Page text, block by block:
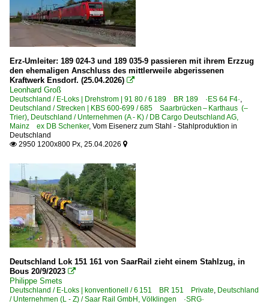
Erz-Umleiter: 189 024-3 und 189 035-9 passieren mit ihrem Erzzug
den ehemaligen Anschluss des mittlerweile abgerissenen
Kraftwerk Ensdorf. (25.04.2026) 
Leonhard Groß
Deutschland / E-Loks | Drehstrom | 91 80 / 6 189 BR 189 ·ES 64 F4·
Deutschland / Strecken | KBS 600-699 / 685 Saarbrücken – Karthaus (–
Trier) Deutschland / Unternehmen (A - K) / DB Cargo Deutschland AG,
Mainz ex DB Schenker, Vom Eisenerz zum Stahl - Stahlproduktion in
Deutschland
 2950 1200x800 Px, 25.04.2026 
Deutschland Lok 151 161 von SaarRail zieht einem Stahlzug, in
Bous 20/9/2023 
Philippe Smets
Deutschland / E-Loks | konventionell / 6 151 BR 151 Private Deutschland
/ Unternehmen (L - Z) / Saar Rail GmbH, Völklingen ·SRG·